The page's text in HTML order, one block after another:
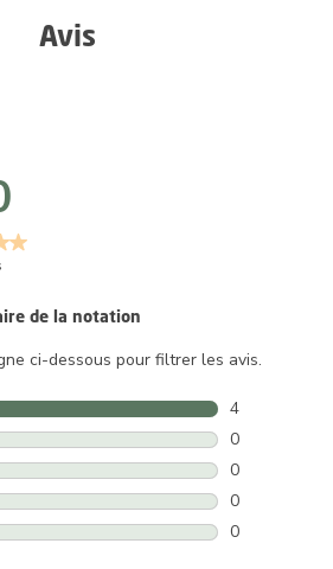
Avis
de la notation
ci-dessous pour filtrer les avis.
4
4 avis avec
0
0 avis avec
0
0 avis avec
0
0 avis avec
0